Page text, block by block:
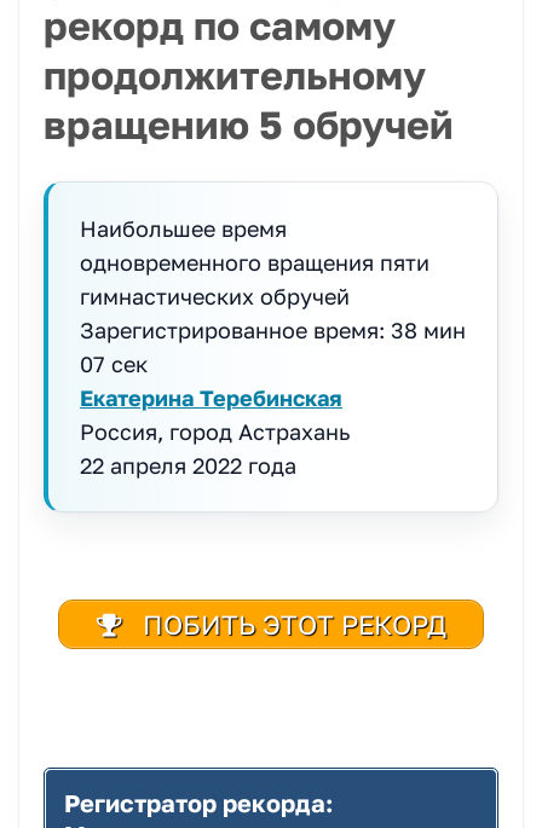
рекорд по самому
продолжительному
вращению 5 обручей
Наибольшее время
одновременного вращения пяти
гимнастических обручей
Зарегистрированное время: 38 мин
07 сек
Екатерина Теребинская
Россия, город Астрахань
22 апреля 2022 года
ПОБИТЬ ЭТОТ РЕКОРД
Регистратор рекорда: